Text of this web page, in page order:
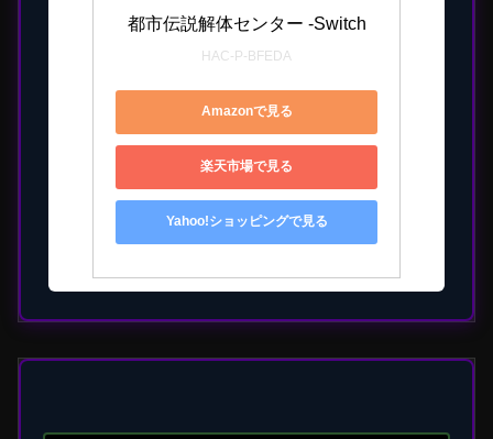
都市伝説解体センター -Switch
HAC-P-BFEDA
Amazonで見る
楽天市場で見る
Yahoo!ショッピングで見る